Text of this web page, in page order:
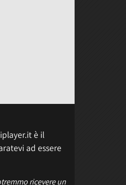
è il
ad essere
ricevere un